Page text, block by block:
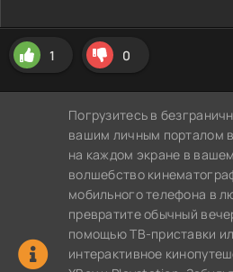
1 0
Погрузитесь в
вашим личным порталом
на каждом экране в
волшебство
мобильного телефона в
превратите обычный
помощью ТВ-приставки
интерактивное